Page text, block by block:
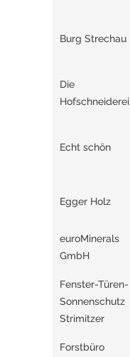
Burg Strechau
Die
Hofschneiderei
Echt schön
Egger Holz
euroMinerals
GmbH
Fenster-Türen-
Sonnenschutz
Strimitzer
Forstbüro